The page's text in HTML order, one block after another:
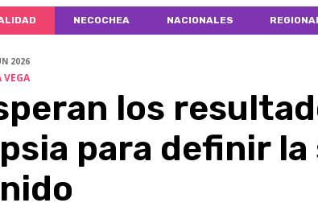
NECOCHEA NACIONALES
2026
VEGA
los
para definir